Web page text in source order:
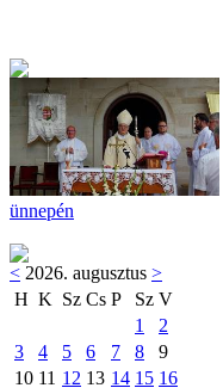
ünnepén
< 2026. augusztus >
H K Sz Cs P Sz V
1
2
3
4 5 6 7 8
9
10 11 12 13 14 15 16